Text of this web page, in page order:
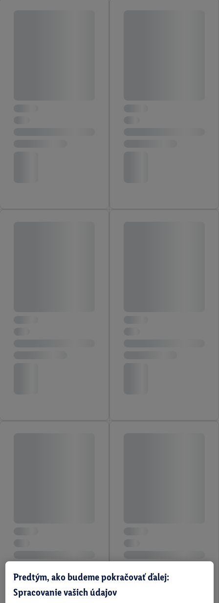
Predtým, ako budeme pokračovať ďalej:
Spracovanie vašich údajov